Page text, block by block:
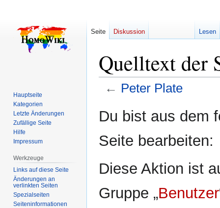
Quelltext der
← Peter Plate
Navigation
Suche
Du bist aus dem
Seite bearbeiten:
Diese Aktion ist
Gruppe „Benutzer
Seite Diskussion Lesen
Hauptseite
Kategorien
Letzte Änderungen
Zufällige Seite
Hilfe
Impressum
Werkzeuge
Links auf diese Seite
Änderungen an
verlinkten Seiten
Spezialseiten
Seiten­­informationen